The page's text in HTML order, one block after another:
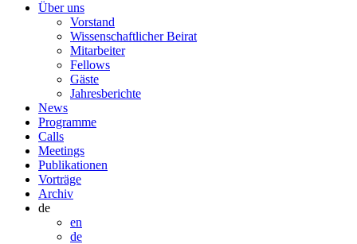
Über uns
Vorstand
Wissenschaftlicher Beirat
Mitarbeiter
Fellows
Gäste
Jahresberichte
News
Programme
Calls
Meetings
Publikationen
Vorträge
Archiv
de
en
de